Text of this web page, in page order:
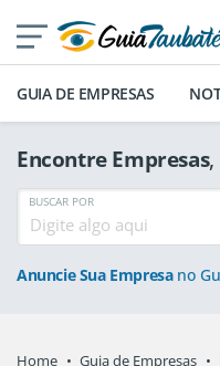
GUIA DE EMPRESAS
Encontre Empresas
BUSCAR POR
Anuncie Sua Empresano
Home Guia de Empresas